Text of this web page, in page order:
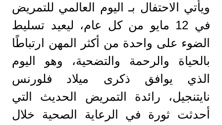
ويأتي الاحتفال بـ اليوم العالمي للتمريض
في 12 مايو من كل عام، ليعيد تسليط
الضوء على واحدة من أكثر المهن ارتباطًا
بالحياة والرحمة والتضحية، وهو اليوم
الذي يوافق ذكرى ميلاد فلورنس
نايتنجيل، رائدة التمريض الحديث التي
أحدثت ثورة في الرعاية الصحية خلال